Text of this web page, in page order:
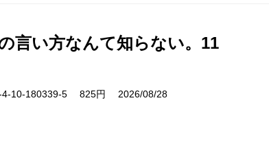
言い方なんて知らない。11
10-180339-5 825円 2026/08/28